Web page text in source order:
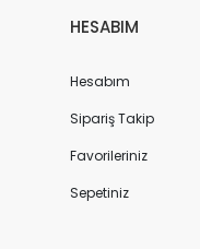
HESABIM
Hesabım
Sipariş Takip
Favorileriniz
Sepetiniz